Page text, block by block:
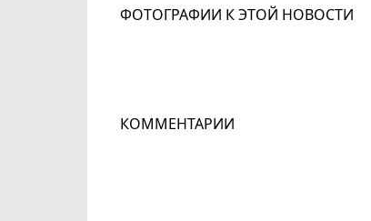
ФОТОГРАФИИ К ЭТОЙ НОВОСТИ
КОММЕНТАРИИ